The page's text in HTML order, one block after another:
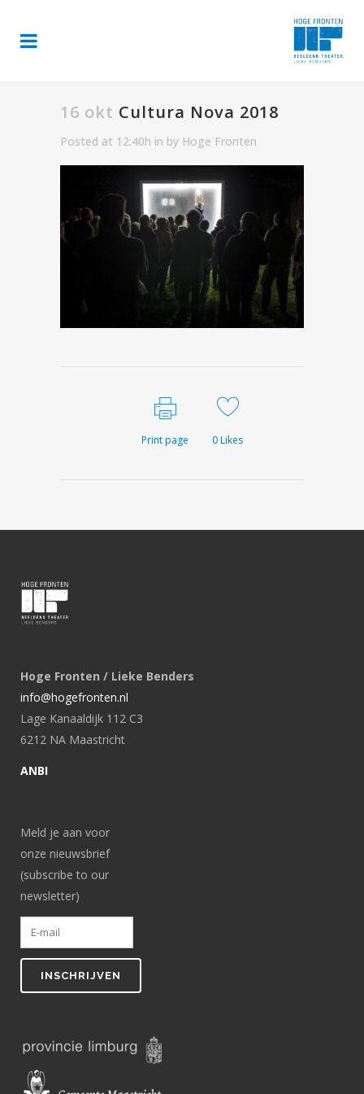
16 okt Cultura Nova 2018
Posted at 12:40h in by Hoge Fronten
Print page 0Likes
Hoge Fronten / Lieke Benders
info@hogefronten.nl
Lage Kanaaldijk 112 C3
6212 NA Maastricht
ANBI
Meld je aan voor
onze nieuwsbrief
(subscribe to our
newsletter)